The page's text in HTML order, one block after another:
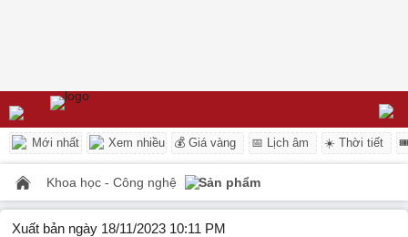
Mới nhất Xem nhiều 💰 Giá vàng 📅 Lịch âm ☀️ Thời tiết
Khoa học - Công nghệ Sản phẩm
Xuất bản ngày 18/11/2023 10:11 PM